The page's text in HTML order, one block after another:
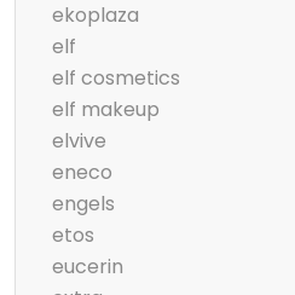
ekoplaza
elf
elf cosmetics
elf makeup
elvive
eneco
engels
etos
eucerin